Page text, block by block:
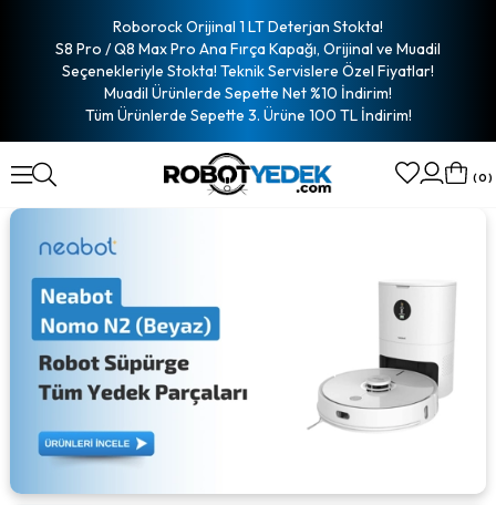
Roborock Orijinal 1 LT Deterjan Stokta!
S8 Pro / Q8 Max Pro Ana Fırça Kapağı, Orijinal ve Muadil
Seçenekleriyle Stokta! Teknik Servislere Özel Fiyatlar!
Muadil Ürünlerde Sepette Net %10 İndirim!
Tüm Ürünlerde Sepette 3. Ürüne 100 TL İndirim!
0